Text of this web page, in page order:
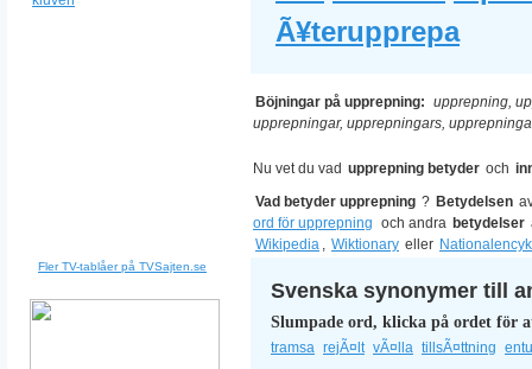
Fler TV-tablåer på TVSajten.se
Ã¥terupprepa
Böjningar på upprepning: upprepning,
upprepningar, upprepningars,
Nu vet du vad upprepning betyder och
Vad betyder upprepning ? Betydelsen
ord för upprepning och andra betydelser
Wikipedia , Wiktionary eller
Svenska synonymer till
Slumpade ord, klicka på ordet för
tramsa rejÃ¤lt vÃ¤lla tillsÃ¤ttning